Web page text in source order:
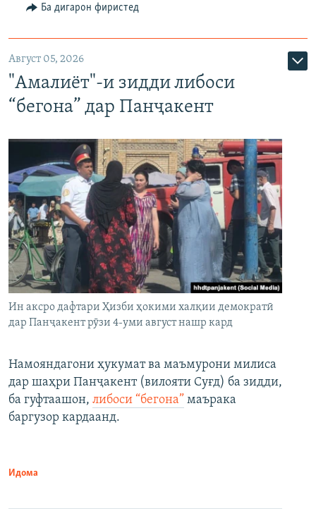
Ба дигарон фиристед
Август 05, 2026
"Амалиёт"-и зидди либоси
“бегона” дар Панҷакент
Ин аксро дафтари Ҳизби ҳокими халқии демократӣ
дар Панҷакент рӯзи 4-уми август нашр кард
Намояндагони ҳукумат ва маъмурони милиса
дар шаҳри Панҷакент (вилояти Суғд) ба зидди,
ба гуфтаашон, либоси “бегона” маърака
баргузор кардаанд.
Идома